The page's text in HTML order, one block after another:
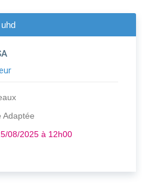
Adaptée
08/2025 à 12h00